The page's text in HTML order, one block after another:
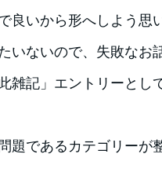
良いから形へしよう思
いないので、失敗なお
雑記」エントリーとし
題であるカテゴリーが